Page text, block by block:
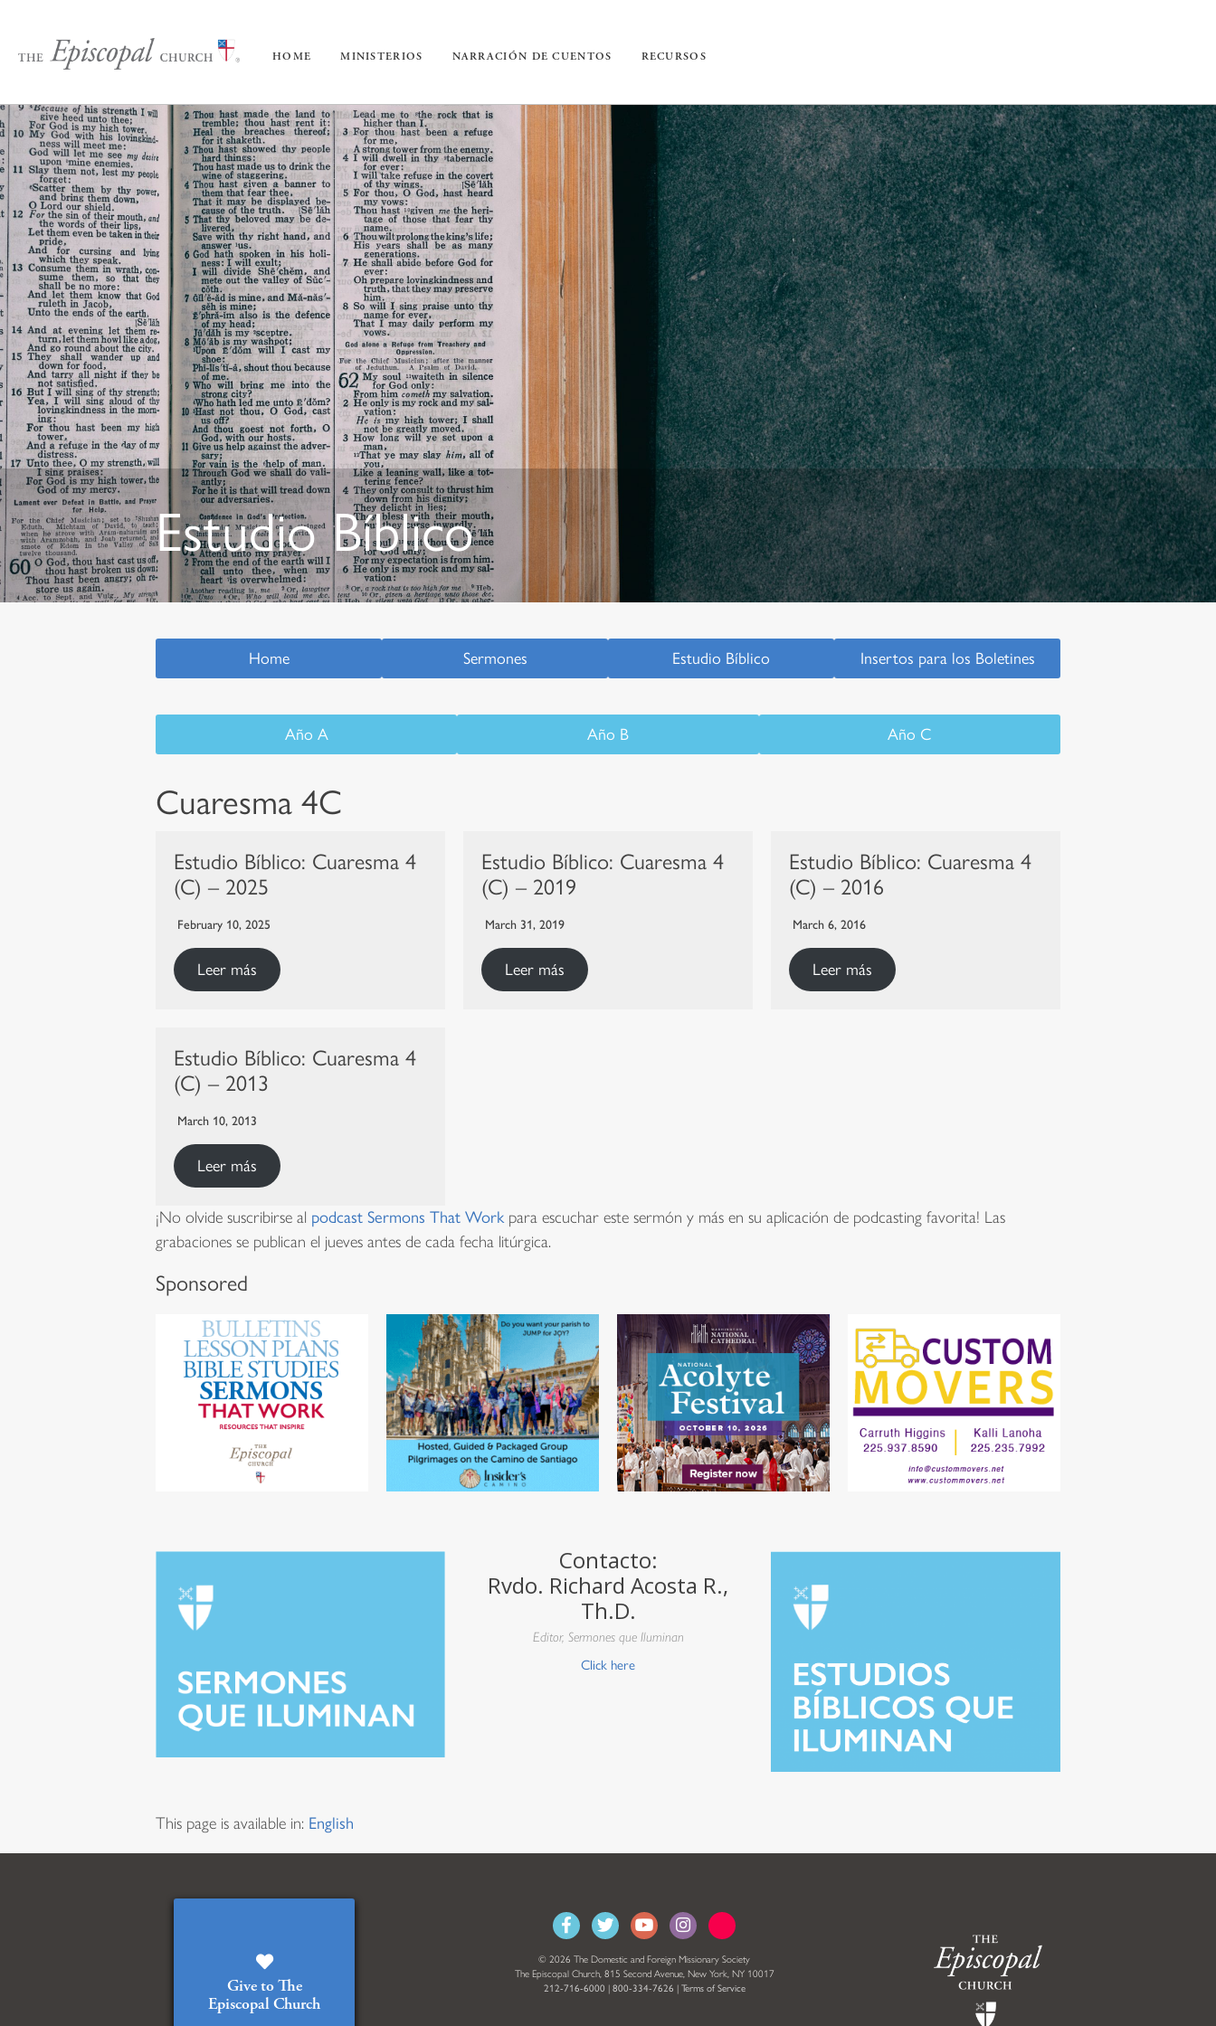
HOME MINISTERIOS NARRACIÓN DE CUENTOS RECURSOS
Estudio Bíblico
Home Sermones Estudio Bíblico Insertos para los Boletines
Año A Año B Año C
Cuaresma 4C
Estudio Bíblico: Cuaresma 4
(C) – 2025
February 10, 2025
Leer más
Estudio Bíblico: Cuaresma 4
(C) – 2019
March 31, 2019
Leer más
Estudio Bíblico: Cuaresma 4
(C) – 2016
March 6, 2016
Leer más
Estudio Bíblico: Cuaresma 4
(C) – 2013
March 10, 2013
Leer más
¡No olvide suscribirse al podcast Sermons That Workpara escuchar este sermón y más en su aplicación de podcasting favorita! Las
grabaciones se publican el jueves antes de cada fecha litúrgica.
Sponsored
Contacto:
Rvdo. Richard Acosta R.,
Th.D.
Editor, Sermones que Iluminan
Click here
This page is available in: English
Give to The
Episcopal Church
© 2026 The Domestic and Foreign Missionary Society
The Episcopal Church, 815 Second Avenue, New York, NY 10017
212-716-6000 | 800-334-7626 | Terms of Service